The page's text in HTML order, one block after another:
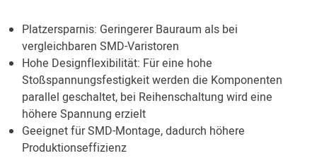
Platzersparnis: Geringerer Bauraum als bei
vergleichbaren SMD-Varistoren
Hohe Designflexibilität: Für eine hohe
Stoßspannungsfestigkeit werden die Komponenten
parallel geschaltet, bei Reihenschaltung wird eine
höhere Spannung erzielt
Geeignet für SMD-Montage, dadurch höhere
Produktionseffizienz